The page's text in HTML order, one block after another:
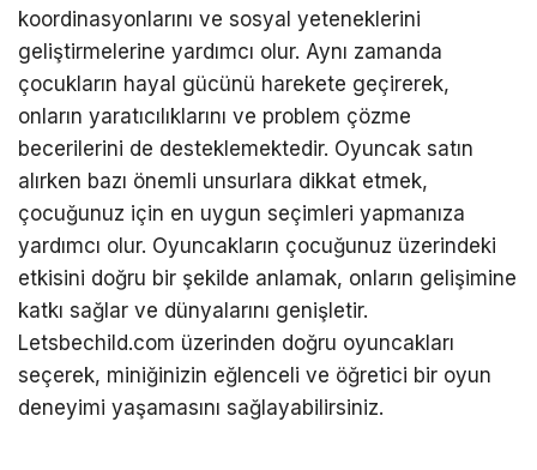
koordinasyonlarını ve sosyal yeteneklerini
geliştirmelerine yardımcı olur. Aynı zamanda
çocukların hayal gücünü harekete geçirerek,
onların yaratıcılıklarını ve problem çözme
becerilerini de desteklemektedir. Oyuncak satın
alırken bazı önemli unsurlara dikkat etmek,
çocuğunuz için en uygun seçimleri yapmanıza
yardımcı olur. Oyuncakların çocuğunuz üzerindeki
etkisini doğru bir şekilde anlamak, onların gelişimine
katkı sağlar ve dünyalarını genişletir.
Letsbechild.com üzerinden doğru oyuncakları
seçerek, miniğinizin eğlenceli ve öğretici bir oyun
deneyimi yaşamasını sağlayabilirsiniz.